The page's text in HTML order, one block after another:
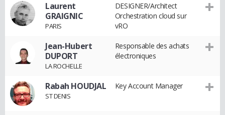
Laurent
GRAIGNIC
PARIS
DESIGNER/Architect
Orchestration cloud sur
vRO
Jean-Hubert
DUPORT
LA ROCHELLE
Responsable des achats
électroniques
Rabah HOUDJAL
ST DENIS
Key Account Manager